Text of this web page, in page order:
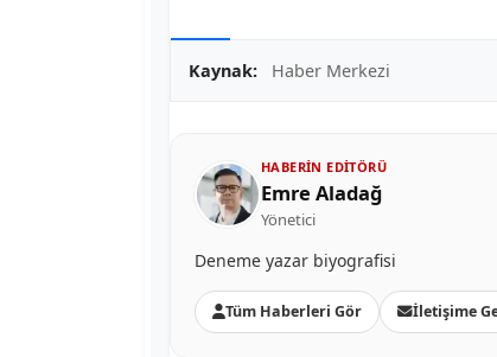
Kaynak: Haber Merkezi
HABERIN EDITÖRÜ
Emre Aladağ
Yönetici
Deneme yazar biyografisi
Tüm Haberleri Gör İletişime